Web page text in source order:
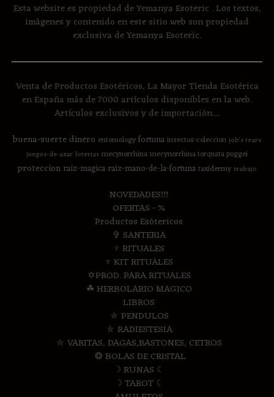
Esta website es propiedad de Yemanya Esoteric . Los textos,
imágenes y contenido en este sitio web son propiedad
exclusiva de Yemanya Esoteric.
Venta de Productos Esotéricos, La Mayor Tienda Esotérica
en España más de 7000 artículos disponibles en la web.
Artículos exclusivos y de importación....
buena-suertedinero entomologyfortunainsectos-coleccion job's tears
juegos-de-azar loterias mecynorrhinamecynorrhina torquata poggei
proteccion raiz-magica raiz-mano-de-la-fortunataxidermy trabajo
NOVEDADES!!!
OFERTAS - %
Productos Esótericos
✞ SANTERIA
♆ RITUALES
♆ KIT RITUALES
✡PROD. PARA RITUALES
☘ HERBOLARIO MAGICO
LIBROS
⛤ PENDULOS
⛤ RADIESTESIA
⛤ VARITAS, DAGAS,BASTONES, CETROS
❂ BOLAS DE CRISTAL
☽ RUNAS ☾
☽ TAROT ☾